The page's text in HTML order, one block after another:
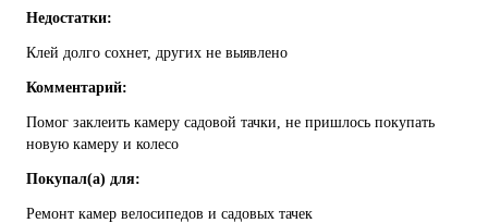
Недостатки:
Клей долго сохнет, других не выявлено
Комментарий:
Помог заклеить камеру садовой тачки, не пришлось покупать
новую камеру и колесо
Покупал(а) для:
Ремонт камер велосипедов и садовых тачек